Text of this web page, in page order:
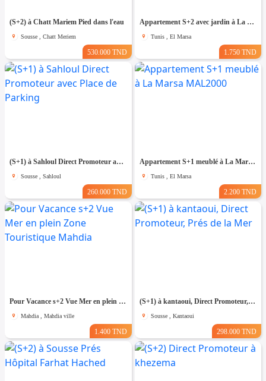
(S+2) à Chatt Mariem Pied dans l'eau
Sousse , Chatt Meriem
530.000 TND
Appartement S+2 avec jardin à La Marsa MAL2335
Tunis , El Marsa
1.750 TND
(S+1) à Sahloul Direct Promoteur avec Place de Parking
Sousse , Sahloul
260.000 TND
Appartement S+1 meublé à La Marsa MAL2000
Tunis , El Marsa
2.200 TND
Pour Vacance s+2 Vue Mer en plein Zone Touristique Mahdia
Mahdia , Mahdia ville
1.400 TND
(S+1) à kantaoui, Direct Promoteur, Prés de la Mer
Sousse , Kantaoui
298.000 TND